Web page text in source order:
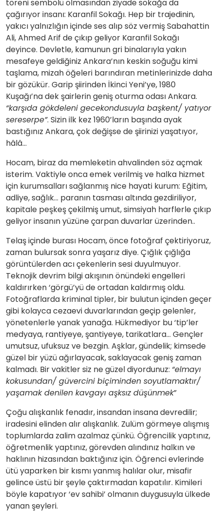
töreni sembolü olmasından ziyade sokağa da
çağırıyor insanı: Karanfil Sokağı. Hep bir trajedinin,
yakıcı yalnızlığın içinde ses alıp söz vermiş Sabahattin
Ali, Ahmed Arif de çıkıp geliyor Karanfil Sokağı
deyince. Devletle, kamunun gri binalarıyla yakın
mesafeye geldiğiniz Ankara’nın keskin soğuğu kimi
taşlama, mizah öğeleri barındıran metinlerinizde daha
bir gözükür. Garip şiirinden İkinci Yeni’ye, 1980
Kuşağı’na dek şairlerin geniş oturma odası Ankara.
“karşıda gökdeleni gecekondusuyla başkent/ yatıyor
sereserpe”. Sizin ilk kez 1960’ların başında ayak
bastığınız Ankara, çok değişse de şiirinizi yaşatıyor,
hâlâ…
Hocam, biraz da memleketin ahvalinden söz açmak
isterim. Vaktiyle onca emek verilmiş ve halka hizmet
için kurumsalları sağlanmış nice hayati kurum: Eğitim,
adliye, sağlık… paranın tasması altında gezdiriliyor,
kapitale peşkeş çekilmiş umut, simsiyah harflerle çıkıp
geliyor insanın yüzüne çarpan duvarlar üzerinden..
Telaş içinde burası Hocam, önce fotoğraf çektiriyoruz,
zaman bulursak sonra yaşarız diye. Çığlık çığlığa
görüntülerden acı çekenlerin sesi duyulmuyor.
Teknojik devrim bilgi akışının önündeki engelleri
kaldırırken ‘görgü’yü de ortadan kaldırmış oldu.
Fotoğraflarda kriminal tipler, bir bulutun içinden geçer
gibi kolayca cezaevi duvarlarından geçip gelenler,
yönetenlerle yanak yanağa. Hükmediyor bu ‘tip’ler
medyaya, rantiyeye, şantiyeye, tarikatlara… Gençler
umutsuz, ufuksuz ve bezgin. Aşklar, gündelik; kimsede
güzel bir yüzü ağırlayacak, saklayacak geniş zaman
kalmadı. Bir vakitler siz ne güzel diyordunuz: “elmayı
kokusundan/ güvercini biçiminden soyutlamaktır/
yaşamak denilen kavgayı aşksız düşünmek”
Çoğu alışkanlık fenadır, insandan insana devredilir;
iradesini elinden alır alışkanlık. Zulüm görmeye alışmış
toplumlarda zalim azalmaz çünkü. Öğrencilik yaptınız,
öğretmenlik yaptınız, görevden alındınız halkın ve
haklının hizasından baktığınız için. Öğrenci evlerinde
ütü yaparken bir kısmı yanmış halılar olur, misafir
gelince üstü bir şeyle çaktırmadan kapatılır. Kimileri
böyle kapatıyor ‘ev sahibi’ olmanın duygusuyla ülkede
yanan şeyleri.